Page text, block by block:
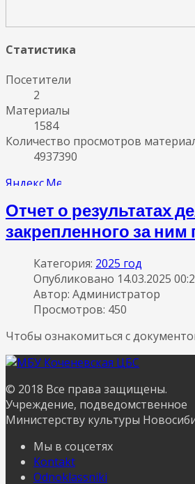
Статистика
Посетители
2
Материалы
1584
Количество просмотров
4937390
Отчет о результатах
закрепленного за
Категория: 2025 год
Опубликовано 14.03.2025
Автор: Администратор
Просмотров: 450
Чтобы ознакомиться с
© 2018 Все права защищены.
Учреждение, подведомственное
Министерству культуры
Мы в соцсетях
Kontakt
Odnoklassniki